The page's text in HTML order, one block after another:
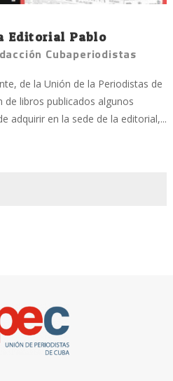
Editorial Pablo
Cubaperiodistas
de la Unión de la Periodistas de
de libros publicados algunos
adquirir en la sede de la editorial,...